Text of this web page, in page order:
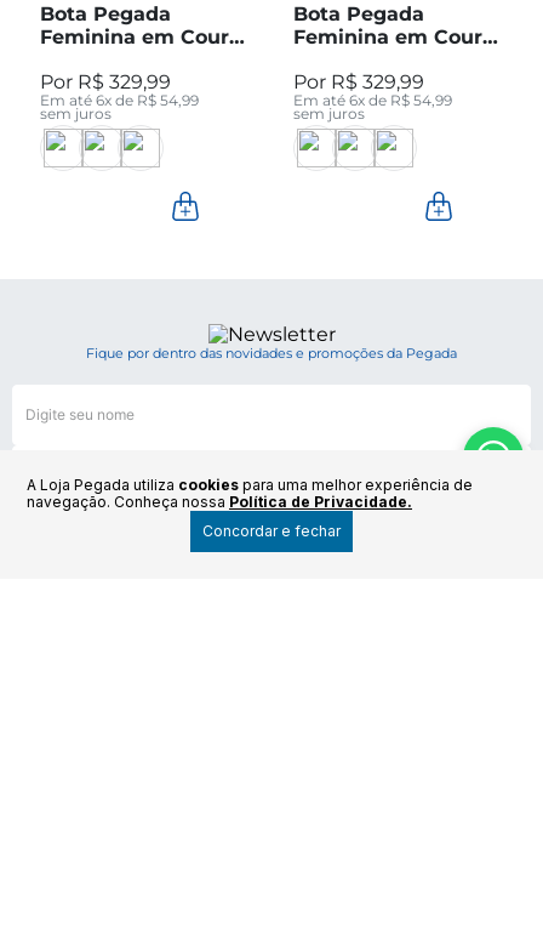
A Loja Pegada utiliza cookies para uma melhor experiência de
navegação. Conheça nossa Política de Privacidade.
Concordar e fechar
6x de R$ 53.33
Bota Pegada
Feminina em Couro
280512-04
R$ 329,99
Em até 6x de R$ 54 99
sem juros
Bota Pegada
Feminina em Couro
280512-05
R$ 329,99
Em até 6x de R$ 54 99
sem juros
Fique por dentro das novidades e promoções da Pegada